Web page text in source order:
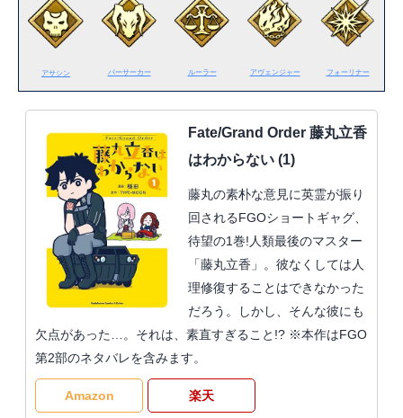
アサシン バーサーカー ルーラー アヴェンジャー フォーリナー
Fate/Grand Order 藤丸立香
はわからない (1)
藤丸の素朴な意見に英霊が振り
回されるFGOショートギャグ、
待望の1巻!人類最後のマスター
「藤丸立香」。彼なくしては人
理修復することはできなかった
だろう。しかし、そんな彼にも
欠点があった…。それは、素直すぎること!? ※本作はFGO
第2部のネタバレを含みます。
Amazon 楽天